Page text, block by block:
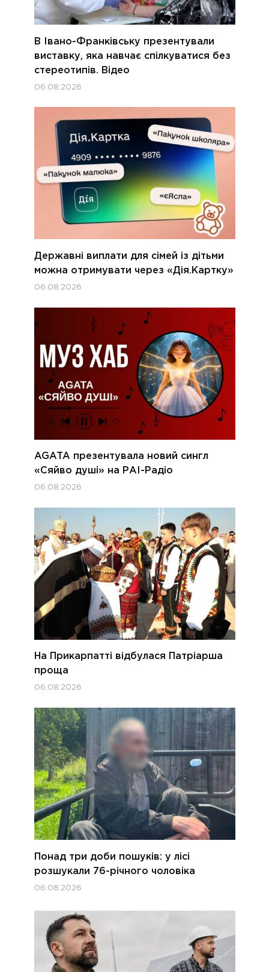
В Івано-Франківську презентували
виставку, яка навчає спілкуватися без
стереотипів. Відео
06.08.2026
Державні виплати для сімей із дітьми
можна отримувати через «Дія.Картку»
06.08.2026
AGATA презентувала новий сингл
«Сяйво душі» на РАІ-Радіо
06.08.2026
На Прикарпатті відбулася Патріарша
проща
06.08.2026
Понад три доби пошуків: у лісі
розшукали 76-річного чоловіка
06.08.2026